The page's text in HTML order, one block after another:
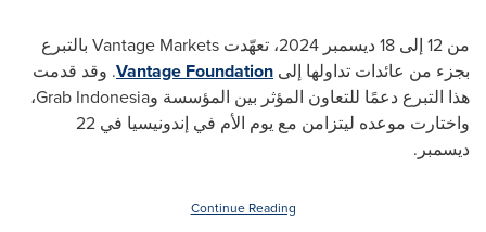
من 12 إلى 18 ديسمبر 2024، تعهّدت Vantage Markets بالتبرع
بجزء من عائدات تداولها إلى Vantage Foundation. وقد قدمت
هذا التبرع دعمًا للتعاون المؤثر بين المؤسسة و
Grab Indonesia
،
واختارت موعده ليتزامن مع يوم الأم في إندونيسيا في 22
ديسمبر.
Continue Reading